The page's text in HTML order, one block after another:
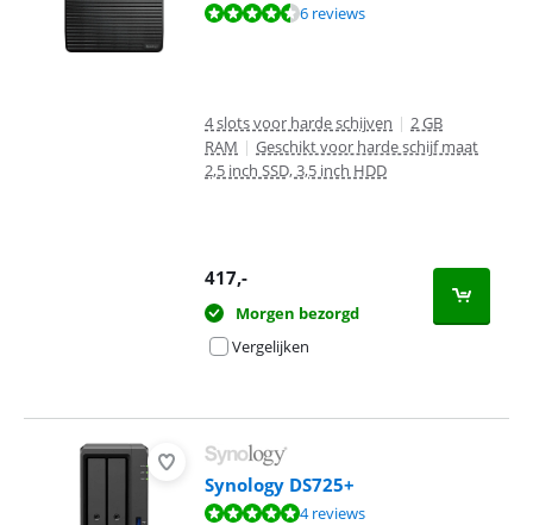
Beoordeling is 9,4 van de 10, gebaseerd op 6 reviews.
6 reviews
4 slots voor harde schijven | 2 GB
RAM | Geschikt voor harde schijf maat
2,5 inch SSD, 3,5 inch HDD
417,-
Morgen bezorgd
Vergelijken
Synology DS725+
Beoordeling is 9,7 van de 10, gebaseerd op 4 reviews.
4 reviews